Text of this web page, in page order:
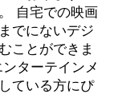
自宅での映画
でにないデジ
ことができま
ターテインメ
ている方にぴ